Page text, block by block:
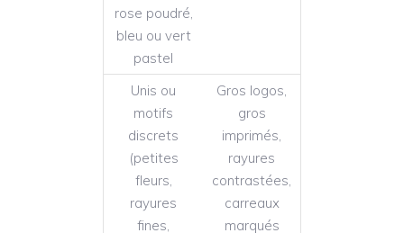
rose poudré,
bleu ou vert
pastel
Unis ou
motifs
discrets
(petites
fleurs,
rayures
fines,
Gros logos,
gros
imprimés,
rayures
contrastées,
carreaux
marqués